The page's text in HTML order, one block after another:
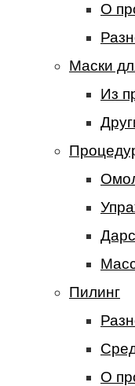
О
Маски
Из
Пилинг
О